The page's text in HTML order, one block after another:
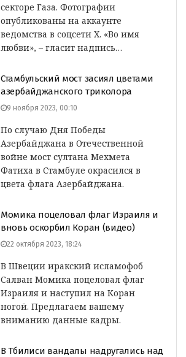
секторе Газа. Фотографии
опубликованы на аккаунте
ведомства в соцсети X. «Во имя
любви», – гласит надпись…
Стамбульский мост засиял цветами
азербайджанского триколора
9 ноября 2023, 00:10
По случаю Дня Победы
Азербайджана в Отечественной
войне мост султана Мехмета
Фатиха в Стамбуле окрасился в
цвета флага Азербайджана.
Момика поцеловал флаг Израиля и
вновь оскорбил Коран (видео)
22 октября 2023, 18:24
В Швеции иракский исламофоб
Салван Момика поцеловал флаг
Израиля и наступил на Коран
ногой. Предлагаем вашему
вниманию данные кадры.
В Тбилиси вандалы надругались над